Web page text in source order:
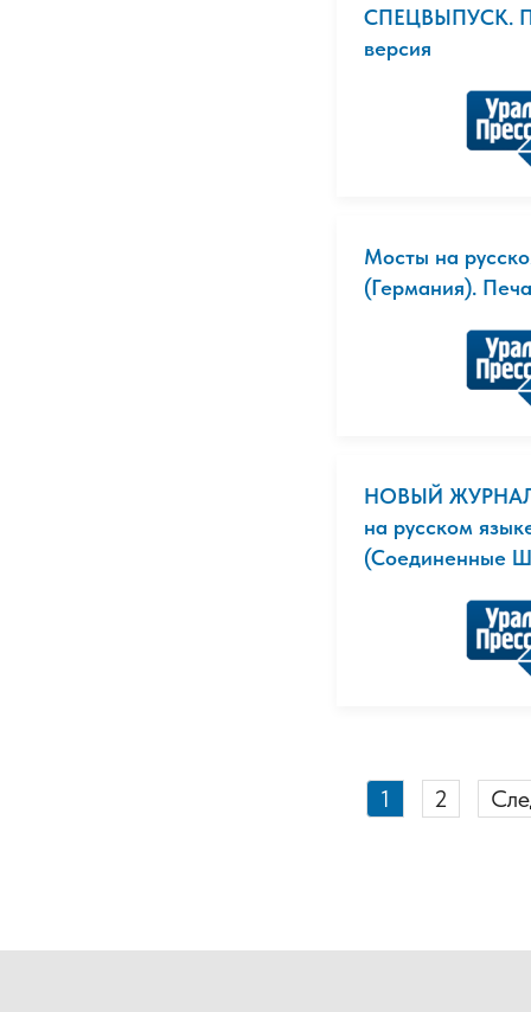
СПЕЦВЫПУСК.
версия
Мосты на
(Германия).
НОВЫЙ
на русском
(Соединенные
1 2